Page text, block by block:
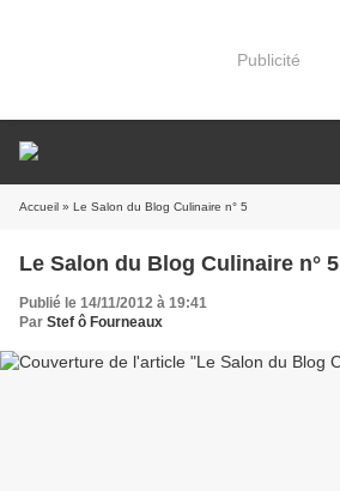
Publicité
Accueil » Le Salon du Blog Culinaire n° 5
Le Salon du Blog Culinaire n° 5
Publié le 14/11/2012 à 19:41
Par Stef ô Fourneaux